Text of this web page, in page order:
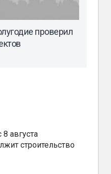
проверил
августа
строительство